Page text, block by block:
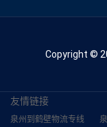
Copyright ©
友情链接
泉州到鹤壁物流专线